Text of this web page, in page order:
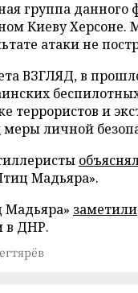
группа данного
Киеву Херсоне.
атаки не
ВЗГЛЯД, в
террористов и
меры личной
Мадьяра».
Мадьяра» заметили
в ДНР.